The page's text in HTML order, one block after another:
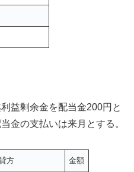
益剰余金を配当金200円と
金の支払いは来月とする。
方 金額